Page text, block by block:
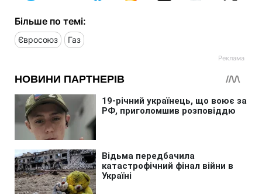
Більше по темі:
Євросоюз Газ